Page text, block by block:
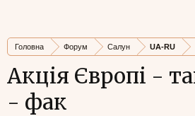
Головна Форум Салун UA-RU
Акція Європі -
- фак